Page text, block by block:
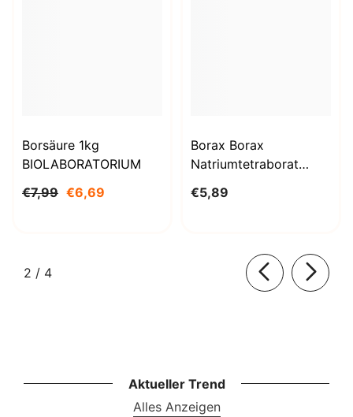
Borsäure 1kg
BIOLABORATORIUM
€7,99 €6,69
Borax Borax
Natriumtetraborat
BioLaboratorium
€5,89
2 / von
4
Aktueller Trend
Alles Anzeigen